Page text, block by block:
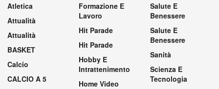
Atletica
Attualità
Attualità
BASKET
Calcio
CALCIO A 5
Formazione E
Lavoro
Hit Parade
Hit Parade
Hobby E
Intrattenimento
Home Video
Salute E
Benessere
Salute E
Benessere
Sanità
Scienza E
Tecnologia